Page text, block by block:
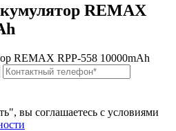
REMAX
вы соглашаетесь с условиями